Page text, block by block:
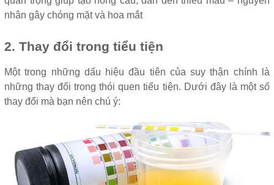
nhân gây chóng mặt và hoa mắt
2. Thay đổi trong tiểu tiện
Một trong những dấu hiệu đầu tiên của suy thận chính là
những thay đổi trong thói quen tiểu tiện. Dưới đây là một số
thay đổi mà bạn nên chú ý: